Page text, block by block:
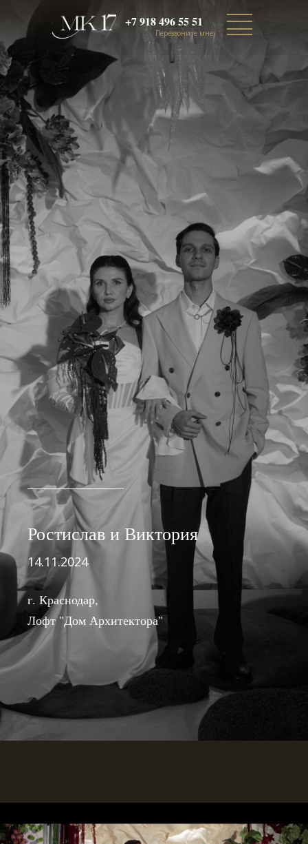
+7 918 496 55 51
Перезвоните мне
Ростислав и Виктория
14.11.2024
г. Краснодар,
Лофт "Дом Архитектора"